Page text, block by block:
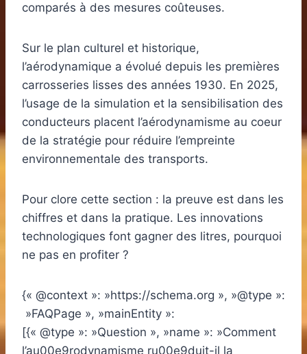
comparés à des mesures coûteuses.
Sur le plan culturel et historique,
l’aérodynamique a évolué depuis les premières
carrosseries lisses des années 1930. En 2025,
l’usage de la simulation et la sensibilisation des
conducteurs placent l’aérodynamisme au coeur
de la stratégie pour réduire l’empreinte
environnementale des transports.
Pour clore cette section : la preuve est dans les
chiffres et dans la pratique. Les innovations
technologiques font gagner des litres, pourquoi
ne pas en profiter ?
{« @context »: »https://schema.org », »@type »:
»FAQPage », »mainEntity »:
[{« @type »: »Question », »name »: »Comment
l’au00e9rodynamisme ru00e9duit-il la